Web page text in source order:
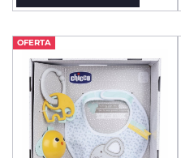
OFERTA